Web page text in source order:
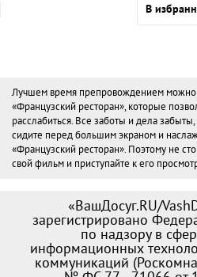
В
Лучшем время препровождением можно
«Французский ресторан», которые
расслабиться. Все заботы и дела
сидите перед большим экраном и
«Французский ресторан». Поэтому не
свой фильм и приступайте к его
«ВашДосуг.RU/
зарегистрировано
по надзору в
информационных
коммуникаций